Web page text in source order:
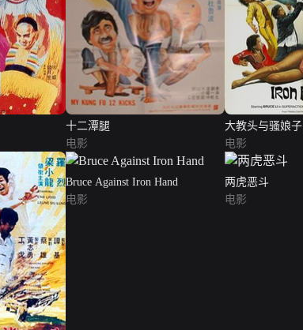
十二潭腿
电影
大教头与骚娘子
电影
Bruce Against Iron Hand
电影
两虎恶斗
电影